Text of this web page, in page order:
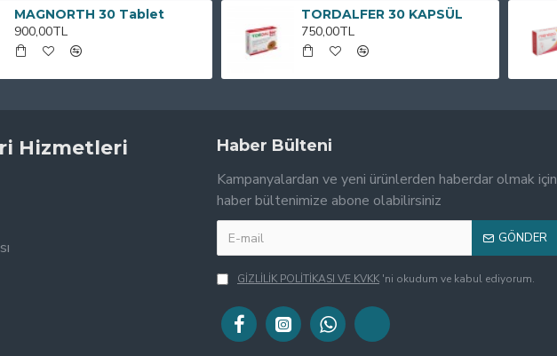
MAGNORTH 30 Tablet
900,00TL
TORDALFER 30 KAPSÜL
750,00TL
Hizmetleri
Haber Bülteni
Kampanyalardan ve yeni ürünlerden haberdar olmak için
haber bültenimize abone olabilirsiniz
GÖNDER
GİZLİLİK POLİTİKASI VE KVKK 'ni okudum ve kabul ediyorum.